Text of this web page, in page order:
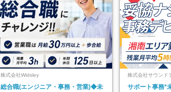
株式会社Widsley
総合職(エンジニア・事務・営業)◆未
株式会社サウンド
サポート事務*